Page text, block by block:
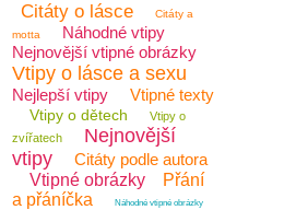
Citáty o lásce
Citáty a
motta
Náhodné vtipy
Nejnovější vtipné obrázky
Vtipy o lásce a sexu
Nejlepší vtipy Vtipné texty
Vtipy o dětech
Vtipy o
zvířatech
Nejnovější
vtipy
Citáty podle autora
Vtipné obrázky
Přání
a přáníčka
Náhodné vtipné obrázky